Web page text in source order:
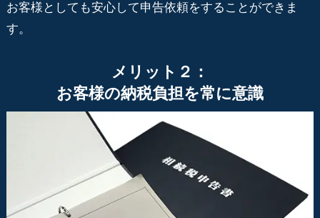
お客様としても安心して申告依頼をすることができま
す。
メリット２：
お客様の納税負担を常に意識